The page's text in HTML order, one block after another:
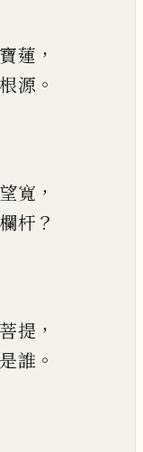
蓮 ，
源 。
寬 ，
杆 ？
提 ，
誰 。